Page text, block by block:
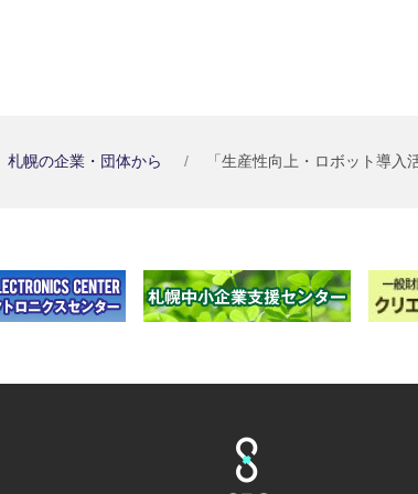
札幌の企業・団体から 「生産性向上・ロボット導入